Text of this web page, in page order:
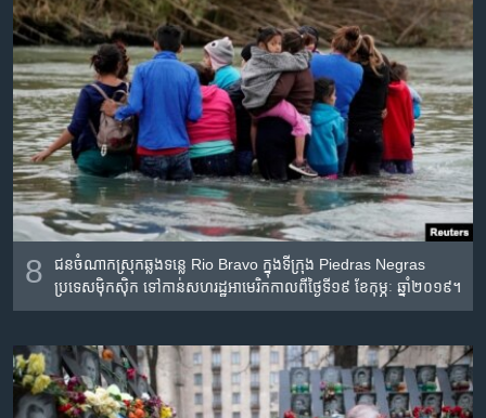
8
ជន​ចំណាកស្រុក​ឆ្លង​ទន្លេ Rio Bravo ក្នុង​ទីក្រុង​ Piedras Negras
ប្រទេស​ម៉ិកស៊ិក ទៅ​កាន់​សហរដ្ឋ​អាមេរិក​កាលពី​ថ្ងៃទី​១៩ ខែ​កុម្ភៈ ឆ្នាំ​២០១៩។